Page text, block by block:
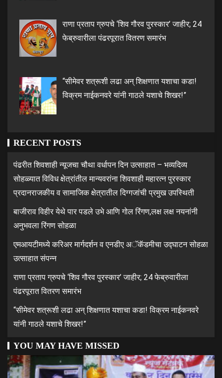
राणा प्रताप ग्रुपचे ‘शिव गौरव पुरस्कार’ जाहीर; 24
फेब्रुवारीला पंढरपूरात वितरण समारंभ
“सीमेवर शत्रूशी लढा अन् शिक्षणात यशाचा कडा!
विक्रम नाईकनवरे यांनी गाठले यशाचे शिखर!”
RECENT POSTS
पंढरीत शिवशाही न्यूजचा चौथा वर्धापन दिन उत्साहात – भव्यदिव्य
सोहळ्यात विविध क्षेत्रांतील मान्यवरांना शिवशाही महारत्न पुरस्कार
प्रदानराजकीय व सामाजिक क्षेत्रातील दिग्गजांची प्रमुख उपस्थिती
बाजीराव विहीर येथे पार पडले उभे आणि गोल रिंगण,लक्ष लक्ष नयनांनी
अनुभवला रिंगण सोहळा
एमआयटीमध्ये करिअर मार्गदर्शन व एनडीए अॅकॅडमीचा उद्घाटन सोहळा
उत्साहात संपन्न
राणा प्रताप ग्रुपचे ‘शिव गौरव पुरस्कार’ जाहीर; 24 फेब्रुवारीला
पंढरपूरात वितरण समारंभ
“सीमेवर शत्रूशी लढा अन् शिक्षणात यशाचा कडा! विक्रम नाईकनवरे
यांनी गाठले यशाचे शिखर!”
YOU MAY HAVE MISSED